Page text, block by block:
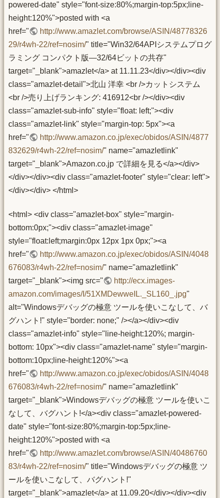
powered-date" style="font-size:80%;margin-top:5px;line-
height:120%">posted with <a
href="
http://www.amazlet.com/browse/ASIN/48778326
29/r4wh-22/ref=nosim/" title="Win32/64APIシステムプログ
ラミング コンパクト版―32/64ビットの共存"
target="_blank">amazlet</a> at 11.11.23</div></div><div
class="amazlet-detail">北山 洋幸 <br />カットシステム
<br />売り上げランキング: 416912<br /></div><div
class="amazlet-sub-info" style="float: left;"><div
class="amazlet-link" style="margin-top: 5px"><a
href="
http://www.amazon.co.jp/exec/obidos/ASIN/4877
832629/r4wh-22/ref=nosim/" name="amazletlink"
target="_blank">Amazon.co.jp で詳細を見る</a></div>
</div></div><div class="amazlet-footer" style="clear: left">
</div></div> </html>
<html> <div class="amazlet-box" style="margin-
bottom:0px;"><div class="amazlet-image"
style="float:left;margin:0px 12px 1px 0px;"><a
href="
http://www.amazon.co.jp/exec/obidos/ASIN/4048
676083/r4wh-22/ref=nosim/" name="amazletlink"
target="_blank"><img src="
http://ecx.images-
amazon.com/images/I/51XMDewweIL._SL160_.jpg"
alt="Windowsデバッグの極意 ツールを使いこなして、バ
グハント!" style="border: none;" /></a></div><div
class="amazlet-info" style="line-height:120%; margin-
bottom: 10px"><div class="amazlet-name" style="margin-
bottom:10px;line-height:120%"><a
href="
http://www.amazon.co.jp/exec/obidos/ASIN/4048
676083/r4wh-22/ref=nosim/" name="amazletlink"
target="_blank">Windowsデバッグの極意 ツールを使いこ
なして、バグハント!</a><div class="amazlet-powered-
date" style="font-size:80%;margin-top:5px;line-
height:120%">posted with <a
href="
http://www.amazlet.com/browse/ASIN/40486760
83/r4wh-22/ref=nosim/" title="Windowsデバッグの極意 ツ
ールを使いこなして、バグハント!"
target="_blank">amazlet</a> at 11.09.20</div></div><div